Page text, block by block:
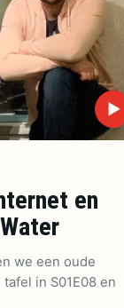
▶
en
we een oude
in S01E08 en